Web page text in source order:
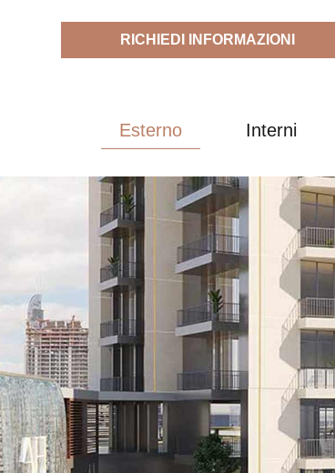
RICHIEDI INFORMAZIONI
Esterno Interni